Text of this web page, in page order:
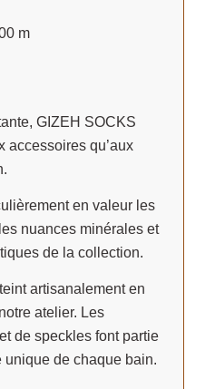
m
GIZEH SOCKS
accessoires qu’aux
en valeur les
nuances minérales et
de la collection.
artisanalement en
atelier. Les
de speckles font partie
unique de chaque bain.